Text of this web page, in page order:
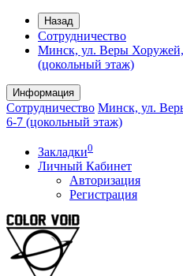
Назад
Сотрудничество
Минск, ул. Веры
(цокольный этаж)
Информация
Сотрудничество Минск, ул.
6-7 (цокольный этаж)
Закладки0
Личный Кабинет
Авторизация
Регистрация